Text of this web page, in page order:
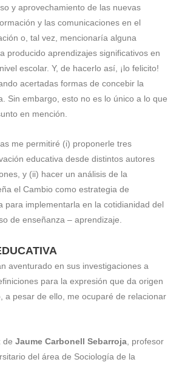
y aprovechamiento de las nuevas
y las comunicaciones en el
o, tal vez, mencionaría alguna
producido aprendizajes significativos en
escolar. Y, de hacerlo así, ¡lo felicito!
acertadas formas de concebir la
Sin embargo, esto no es lo único a lo que
en mención.
me permitiré (i) proponerle tres
educativa desde distintos autores
y (ii) hacer un análisis de la
el Cambio como estrategia de
para implementarla en la cotidianidad del
de enseñanza – aprendizaje.
aventurado en sus investigaciones a
para la expresión que da origen
a pesar de ello, me ocuparé de relacionar
de Jaume Carbonell Sebarroja , profesor
del área de Sociología de la